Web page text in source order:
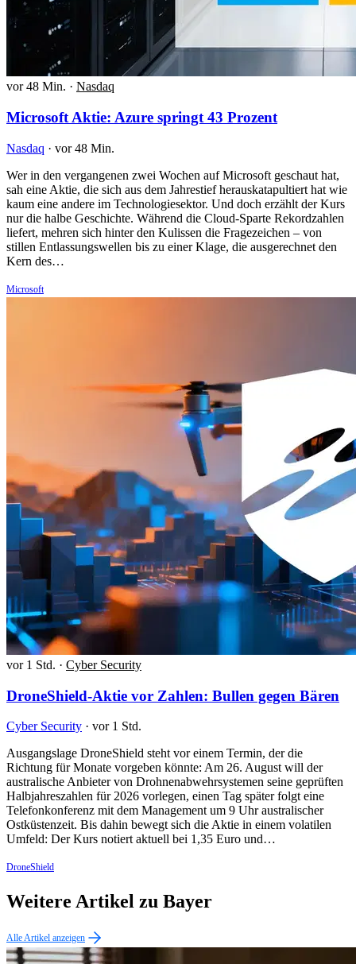
vor 48 Min. · Nasdaq
Microsoft Aktie: Azure springt 43 Prozent
Nasdaq · vor 48 Min.
Wer in den vergangenen zwei Wochen auf Microsoft geschaut hat,
sah eine Aktie, die sich aus dem Jahrestief herauskatapultiert hat wie
kaum eine andere im Technologiesektor. Und doch erzählt der Kurs
nur die halbe Geschichte. Während die Cloud-Sparte Rekordzahlen
liefert, mehren sich hinter den Kulissen die Fragezeichen – von
stillen Entlassungswellen bis zu einer Klage, die ausgerechnet den
Kern des…
Microsoft
vor 1 Std. · Cyber Security
DroneShield-Aktie vor Zahlen: Bullen gegen Bären
Cyber Security · vor 1 Std.
Ausgangslage DroneShield steht vor einem Termin, der die
Richtung für Monate vorgeben könnte: Am 26. August will der
australische Anbieter von Drohnenabwehrsystemen seine geprüften
Halbjahreszahlen für 2026 vorlegen, einen Tag später folgt eine
Telefonkonferenz mit dem Management um 9 Uhr australischer
Ostküstenzeit. Bis dahin bewegt sich die Aktie in einem volatilen
Umfeld: Der Kurs notiert aktuell bei 1,35 Euro und…
DroneShield
Weitere Artikel zu Bayer
Alle Artikel anzeigen